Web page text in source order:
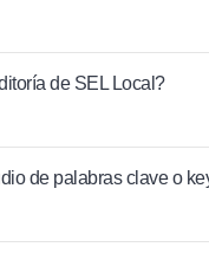
de SEL Local?
de palabras clave o